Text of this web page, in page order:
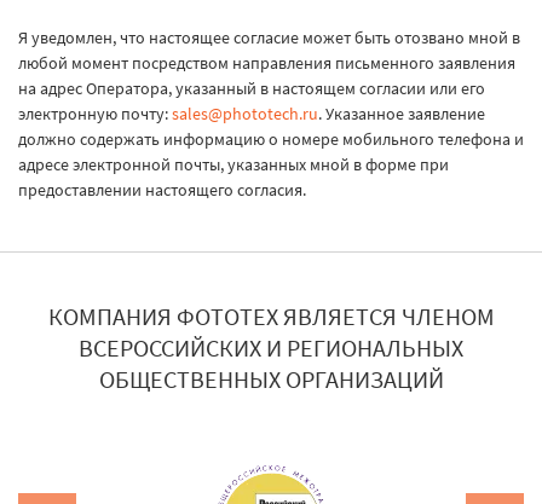
Я уведомлен, что настоящее согласие может быть отозвано мной в
любой момент посредством направления письменного заявления
на адрес Оператора, указанный в настоящем согласии или его
электронную почту:sales@phototech.ru. Указанное заявление
должно содержать информацию о номере мобильного телефона и
адресе электронной почты, указанных мной в форме при
предоставлении настоящего согласия.
КОМПАНИЯ ФОТОТЕХ ЯВЛЯЕТСЯ ЧЛЕНОМ
ВСЕРОССИЙСКИХ И РЕГИОНАЛЬНЫХ
ОБЩЕСТВЕННЫХ ОРГАНИЗАЦИЙ